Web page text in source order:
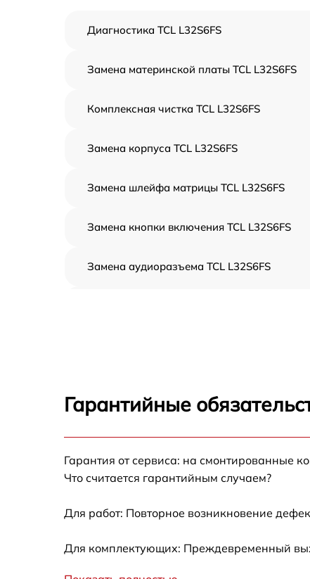
Диагностика TCL L32S6FS
Замена материнской платы TCL L32S6FS
Комплексная чистка TCL L32S6FS
Замена корпуса TCL L32S6FS
Замена шлейфа матрицы TCL L32S6FS
Замена кнопки включения TCL L32S6FS
Замена аудиоразъема TCL L32S6FS
Прошивка блока управления TCL L32S6FS
Замена контроллера TCL L32S6FS
Гарантийные
Гарантия от сервиса: на смонтированные
Что считается гарантийным случаем?
Для работ: Повторное возникновение
Для комплектующих: Преждевременный